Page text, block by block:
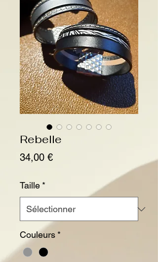
Rebelle
34,00 €Prix
Taille *
Couleurs *